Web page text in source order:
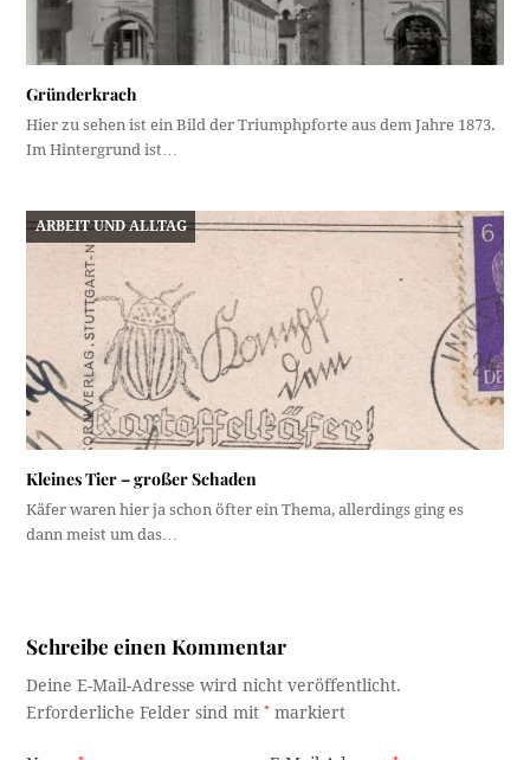
Gründerkrach
Hier zu sehen ist ein Bild der Triumphpforte aus dem Jahre 1873.
Im Hintergrund ist…
ARBEIT UND ALLTAG
Kleines Tier – großer Schaden
Käfer waren hier ja schon öfter ein Thema, allerdings ging es
dann meist um das…
Schreibe einen Kommentar
Deine E-Mail-Adresse wird nicht veröffentlicht.
Erforderliche Felder sind mit* markiert